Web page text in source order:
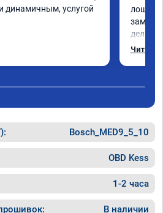
динамичным, услугой
может
Читать
Bosch_MED9_5_10
OBD Kess
1-2 часа
В наличии